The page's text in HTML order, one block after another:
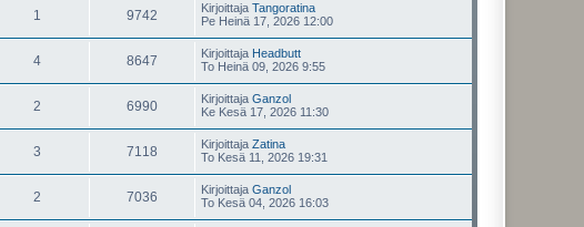
1 9742 Kirjoittaja Tangoratina
Pe Heinä 17, 2026 12:00
4 8647 Kirjoittaja Headbutt
To Heinä 09, 2026 9:55
2 6990 Kirjoittaja Ganzol
Ke Kesä 17, 2026 11:30
3 7118 Kirjoittaja Zatina
To Kesä 11, 2026 19:31
2 7036 Kirjoittaja Ganzol
To Kesä 04, 2026 16:03